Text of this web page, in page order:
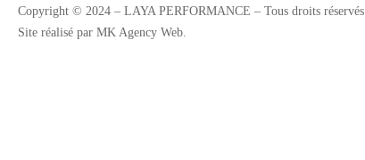
Copyright © 2024 – LAYA PERFORMANCE – Tous droits réservés.
Site réalisé par MK Agency Web.